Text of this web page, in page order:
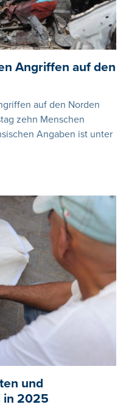
Angriffen auf den
auf den Norden
zehn Menschen
Angaben ist unter
und
in 2025